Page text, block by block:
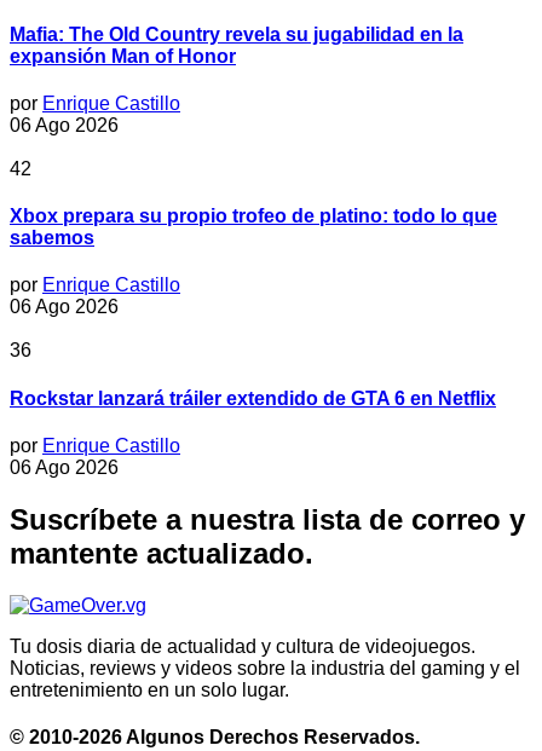
Mafia: The Old Country revela su jugabilidad en la
expansión Man of Honor
por Enrique Castillo
06 Ago 2026
42
Xbox prepara su propio trofeo de platino: todo lo que
sabemos
por Enrique Castillo
06 Ago 2026
36
Rockstar lanzará tráiler extendido de GTA 6 en Netflix
por Enrique Castillo
06 Ago 2026
Suscríbete a nuestra lista de correo y
mantente actualizado.
Tu dosis diaria de actualidad y cultura de videojuegos.
Noticias, reviews y videos sobre la industria del gaming y el
entretenimiento en un solo lugar.
© 2010-2026 Algunos Derechos Reservados.